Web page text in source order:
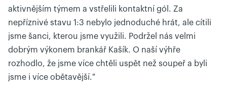
aktivnějším týmem a vstřelili kontaktní gól. Za
nepříznivé stavu 1:3 nebylo jednoduché hrát, ale cítili
jsme šanci, kterou jsme využili. Podržel nás velmi
dobrým výkonem brankář Kašík. O naší výhře
rozhodlo, že jsme více chtěli uspět než soupeř a byli
jsme i více obětavější."